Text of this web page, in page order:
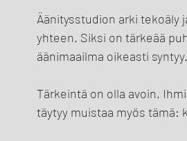
Äänitysstudion arki tekoäly
yhteen. Siksi on tärkeää
äänimaailma oikeasti syntyy.
Tärkeintä on olla avoin.
täytyy muistaa myös tämä: